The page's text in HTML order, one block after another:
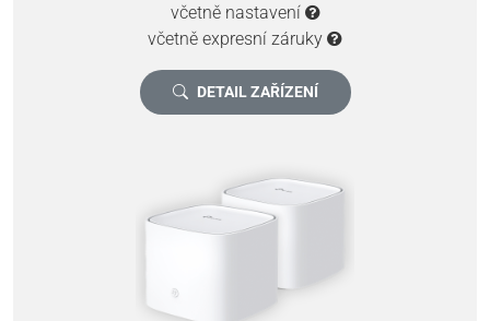
včetně nastavení
včetně expresní záruky
DETAIL ZAŘÍZENÍ